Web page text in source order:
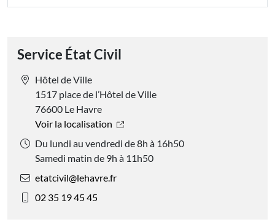
Service État Civil
Hôtel de Ville
1517 place de l’Hôtel de Ville
76600 Le Havre
Voir la localisation
Du lundi au vendredi de 8h à 16h50
Samedi matin de 9h à 11h50
etatcivil@lehavre.fr
02 35 19 45 45